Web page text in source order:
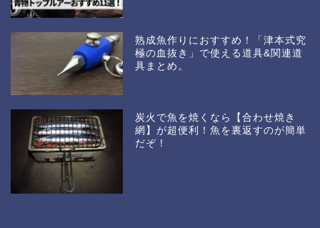
熟成魚作りにおすすめ！「津本式究
極の血抜き」で使える道具&関連道
具まとめ。
炭火で魚を焼くなら【合わせ焼き
網】が超便利！魚を裏返すのが簡単
だぞ！